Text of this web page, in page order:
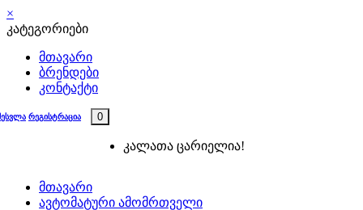
×
კატეგორიები
მთავარი
ბრენდები
კონტაქტი
რეგისტრაცია 0
კალათა ცარიელია!
მთავარი
ავტომატური ამომრთველი